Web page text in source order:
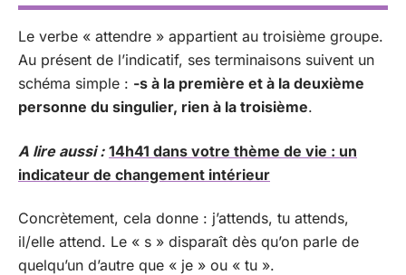
Le verbe « attendre » appartient au troisième groupe.
Au présent de l’indicatif, ses terminaisons suivent un
schéma simple : -s à la première et à la deuxième
personne du singulier, rien à la troisième.
A lire aussi : 14h41 dans votre thème de vie : un
indicateur de changement intérieur
Concrètement, cela donne : j’attends, tu attends,
il/elle attend. Le « s » disparaît dès qu’on parle de
quelqu’un d’autre que « je » ou « tu ».